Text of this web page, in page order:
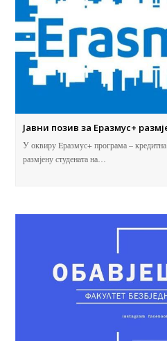
Јавни позив за Eразмус+
У оквиру Eразмус+ програма – кредитна
размјену студената на…